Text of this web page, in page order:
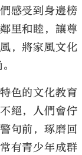
感受到身邊榜
里和睦，讓尊
，將家風文化
色的文化教育
絕，人們會佇
句前，琢磨回
有青少年成群